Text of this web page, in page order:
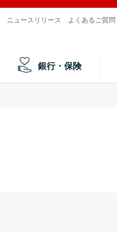
ニュースリリース よくあるご質
銀行・保険